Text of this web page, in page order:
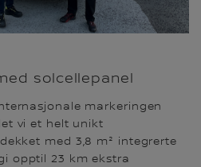
solcellepanel
markeringen
vi et helt unikt
med 3,8 m² integrerte
opptil 23 km ekstra